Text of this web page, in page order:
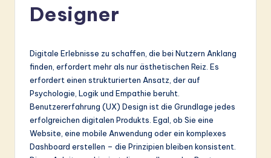
m
L
Designer
Digitale Erlebnisse zu schaffen, die bei Nutzern Anklang
finden, erfordert mehr als nur ästhetischen Reiz. Es
erfordert einen strukturierten Ansatz, der auf
Psychologie, Logik und Empathie beruht.
Benutzererfahrung (UX) Design ist die Grundlage jedes
erfolgreichen digitalen Produkts. Egal, ob Sie eine
Website, eine mobile Anwendung oder ein komplexes
Dashboard erstellen – die Prinzipien bleiben konsistent.